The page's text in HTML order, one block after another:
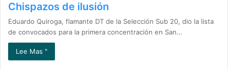
Chispazos de ilusión
Eduardo Quiroga, flamante DT de la Selección Sub 20, dio la lista
de convocados para la primera concentración en San…
Lee Mas "